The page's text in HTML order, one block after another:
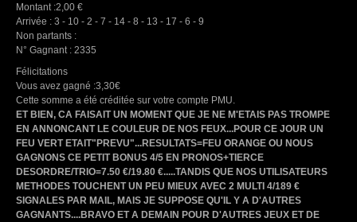
Montant :2,00 €
Arrivée : 3 - 10 - 2 - 7 - 14 - 8 - 13 - 17 - 6 - 9
Non partants :
N° Gagnant : 2335
Félicitations
Vous avez gagné :3,30€
Cette somme a été créditée sur votre compte PMU.
ET BIEN, CA FAISAIT UN MOMENT QUE JE NE M'ETAIS PAS TROMPE
EN ANNONCANT LE COULEUR DE NOS FEUX...POUR CE JOUR UN
FEU VERT ETAIT"PREVU"...RESULTATS=FEU ORANGE OU NOUS
GAGNONS CE PETIT BONUS 4/5 EN PRONOS+TIERCE
DESORDRE/TRIO=7.50 €/19.80 €.....TANDIS QUE NOS UTILISATEURS
METHODES TOUCHENT UN PEU MIEUX AVEC 2 MULTI 4/189 €
SIGNALES PAR MAIL, MAIS JE SUPPOSE QU'IL Y A D'AUTRES
GAGNANTS....BRAVO ET A DEMAIN POUR D'AUTRES JEUX ET DE